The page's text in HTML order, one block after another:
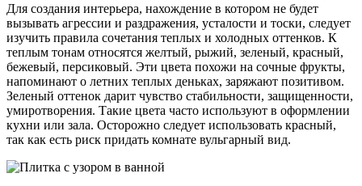
Для создания интерьера, нахождение в котором не будет
вызывать агрессии и раздражения, усталости и тоски, следует
изучить правила сочетания теплых и холодных оттенков. К
теплым тонам относятся желтый, рыжий, зеленый, красный,
бежевый, персиковый. Эти цвета похожи на сочные фрукты,
напоминают о летних теплых деньках, заряжают позитивом.
Зеленый оттенок дарит чувство стабильности, защищенности,
умиротворения. Такие цвета часто используют в оформлении
кухни или зала. Осторожно следует использовать красный,
так как есть риск придать комнате вульгарный вид.